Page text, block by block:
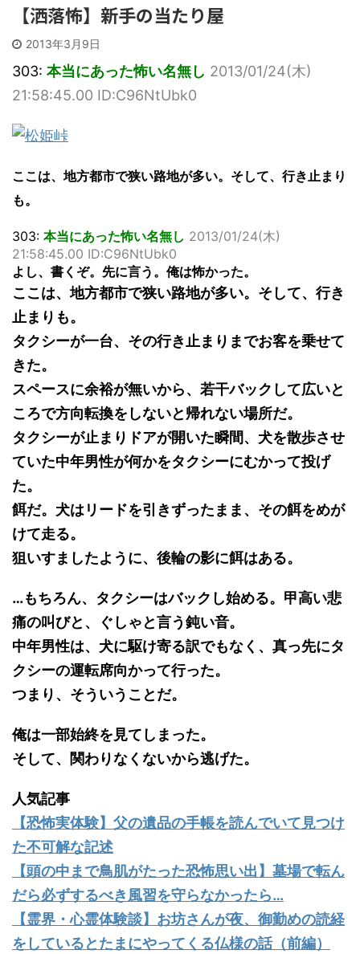
【洒落怖】新手の当たり屋
2013年3月9日
303: 本当にあった怖い名無し 2013/01/24(木)
21:58:45.00 ID:C96NtUbk0
ここは、地方都市で狭い路地が多い。そして、行き止まり
も。
303: 本当にあった怖い名無し 2013/01/24(木)
21:58:45.00 ID:C96NtUbk0
よし、書くぞ。先に言う。俺は怖かった。
ここは、地方都市で狭い路地が多い。そして、行き
止まりも。
タクシーが一台、その行き止まりまでお客を乗せて
きた。
スペースに余裕が無いから、若干バックして広いと
ころで方向転換をしないと帰れない場所だ。
タクシーが止まりドアが開いた瞬間、犬を散歩させ
ていた中年男性が何かをタクシーにむかって投げ
た。
餌だ。犬はリードを引きずったまま、その餌をめが
けて走る。
狙いすましたように、後輪の影に餌はある。
…もちろん、タクシーはバックし始める。甲高い悲
痛の叫びと、ぐしゃと言う鈍い音。
中年男性は、犬に駆け寄る訳でもなく、真っ先にタ
クシーの運転席向かって行った。
つまり、そういうことだ。
俺は一部始終を見てしまった。
そして、関わりなくないから逃げた。
人気記事
【恐怖実体験】父の遺品の手帳を読んでいて見つけ
た不可解な記述
【頭の中まで鳥肌がたった恐怖思い出】墓場で転ん
だら必ずするべき風習を守らなかったら…
【霊界・心霊体験談】お坊さんが夜、御勤めの読経
をしているとたまにやってくる仏様の話（前編）